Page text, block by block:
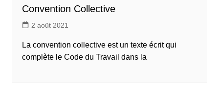
Convention Collective
2 août 2021
La convention collective est un texte écrit qui
complète le Code du Travail dans la